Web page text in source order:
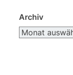
Archiv